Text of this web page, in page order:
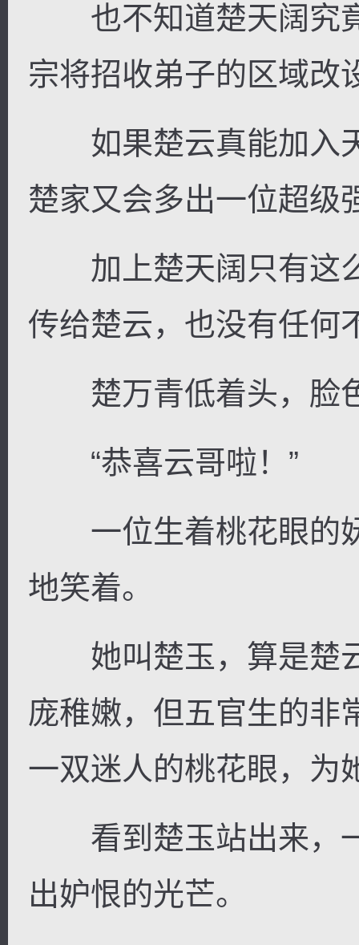
也不知道楚天阔究
宗将招收弟子的区域改
如果楚云真能加入
楚家又会多出一位超级
加上楚天阔只有这
传给楚云，也没有任何
楚万青低着头，脸
“恭喜云哥啦！”
一位生着桃花眼的
地笑着。
她叫楚玉，算是楚
庞稚嫩，但五官生的非
一双迷人的桃花眼，为
看到楚玉站出来，
出妒恨的光芒。